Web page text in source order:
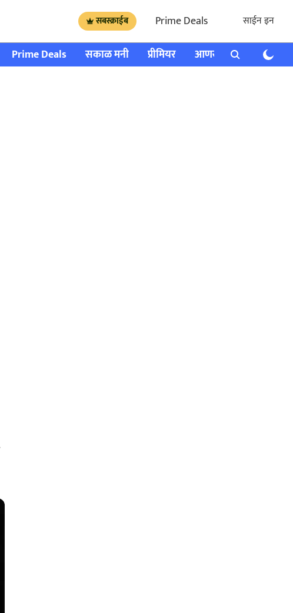
सबस्क्राईब Prime Deals साईन इन
Prime Deals सकाळ मनी प्रीमियर आणखी राशी भविष्य